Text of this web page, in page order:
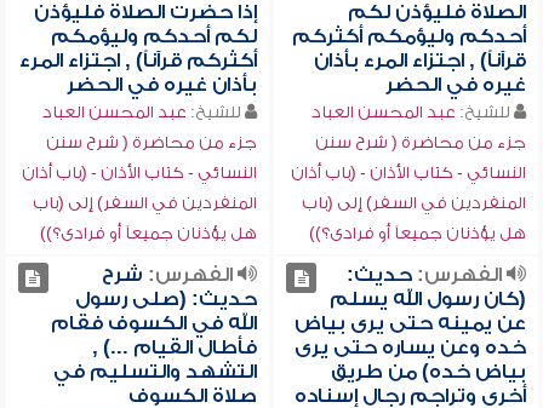
الصلاة فليؤذن لكم
أحدكم وليؤمكم أكثركم
قرآناً) , اجتزاء المرء بأذان
غيره في الحضر
للشيخ: عبد المحسن العباد
جزء من محاضرة ( شرح سنن
النسائي - كتاب الأذان - (باب أذان
المنفردين في السفر) إلى (باب
هل يؤذنان جميعاً أو فرادى؟))
إذا حضرت الصلاة فليؤذن
لكم أحدكم وليؤمكم
أكثركم قرآناً) , اجتزاء المرء
بأذان غيره في الحضر
للشيخ: عبد المحسن العباد
جزء من محاضرة ( شرح سنن
النسائي - كتاب الأذان - (باب أذان
المنفردين في السفر) إلى (باب
هل يؤذنان جميعاً أو فرادى؟))
الفهرس:حديث:
(كان رسول الله يسلم
عن يمينه حتى يرى بياض
خده وعن يساره حتى يرى
بياض خده) من طريق
أخرى وتراجم رجال إسناده
الفهرس: شرح
حديث: (صلى رسول
الله في الكسوف فقام
فأطال القيام ...) ,
التشهد والتسليم في
صلاة الكسوف